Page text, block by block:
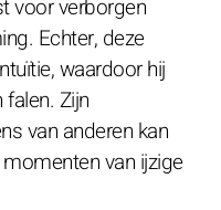
voor verborgen
Echter, deze
waardoor hij
Zijn
van anderen kan
van ijzige